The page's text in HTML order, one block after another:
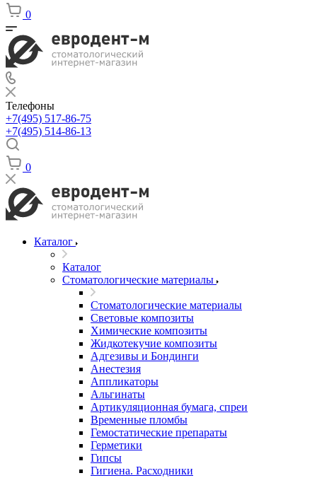
0
Телефоны
+7(495) 517-86-75
+7(495) 514-86-13
0
Каталог
Каталог
Стоматологические материалы
Стоматологические материалы
Световые композиты
Химические композиты
Жидкотекучие композиты
Адгезивы и Бондинги
Анестезия
Аппликаторы
Альгинаты
Артикуляционная бумага, спреи
Временные пломбы
Гемостатические препараты
Герметики
Гипсы
Гигиена. Расходники